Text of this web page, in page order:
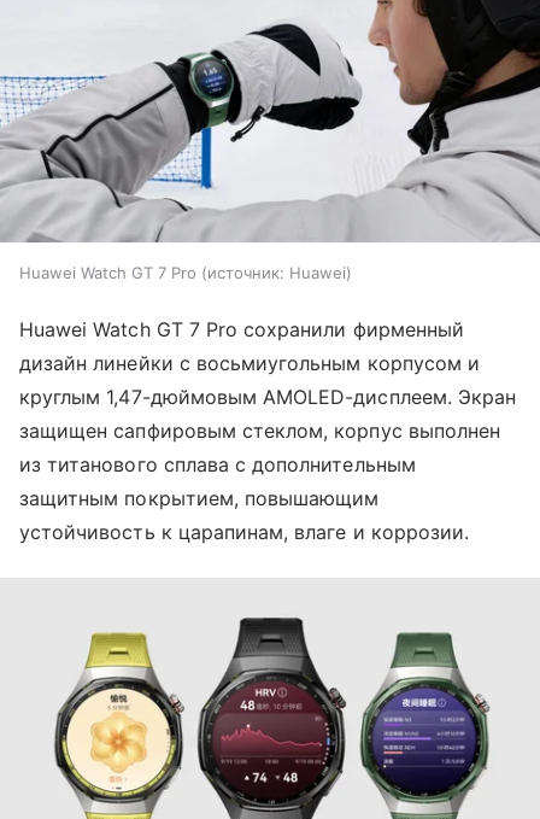
Huawei Watch GT 7 Pro источник: Huawei
Huawei Watch GT 7 Pro сохранили фирменный
дизайн линейки с восьмиугольным корпусом и
круглым 1,47-дюймовым AMOLED-дисплеем. Экран
защищен сапфировым стеклом, корпус выполнен
из титанового сплава с дополнительным
защитным покрытием, повышающим
устойчивость к царапинам, влаге и коррозии.